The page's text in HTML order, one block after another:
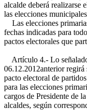
alcalde deberá realizarse
las elecciones
Las elecciones
fechas indicadas para
pactos electorales que
Artículo 4.- Lo
06.12.2012anterior
pacto electoral de
para las elecciones
cargos de Presidente de
alcaldes, según